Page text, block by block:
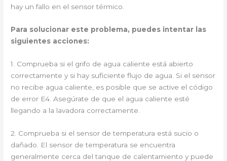
hay un fallo en el sensor térmico.
Para solucionar este problema, puedes intentar las
siguientes acciones:
1. Comprueba si el grifo de agua caliente está abierto
correctamente y si hay suficiente flujo de agua. Si el sensor
no recibe agua caliente, es posible que se active el código
de error E4. Asegúrate de que el agua caliente esté
llegando a la lavadora correctamente.
2. Comprueba si el sensor de temperatura está sucio o
dañado. El sensor de temperatura se encuentra
generalmente cerca del tanque de calentamiento y puede